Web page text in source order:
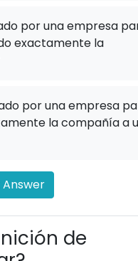
por una empresa
exactamente la
por una empresa
la compañía a
de